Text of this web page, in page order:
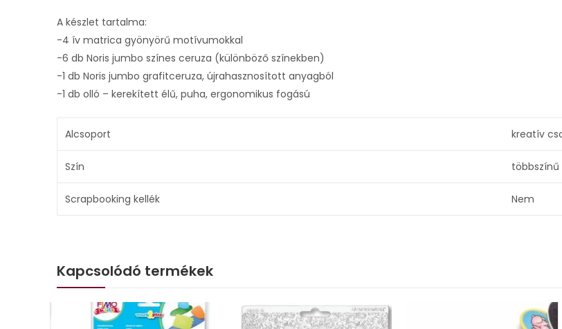
A készlet tartalma:
-4 ív matrica gyönyörű motívumokkal
-6 db Noris jumbo színes ceruza (különböző színekben)
-1 db Noris jumbo grafitceruza, újrahasznosított anyagból
-1 db olló – kerekített élű, puha, ergonomikus fogású
Alcsoport kreatív
Szín többszínű
Scrapbooking kellék Nem
Kapcsolódó termékek